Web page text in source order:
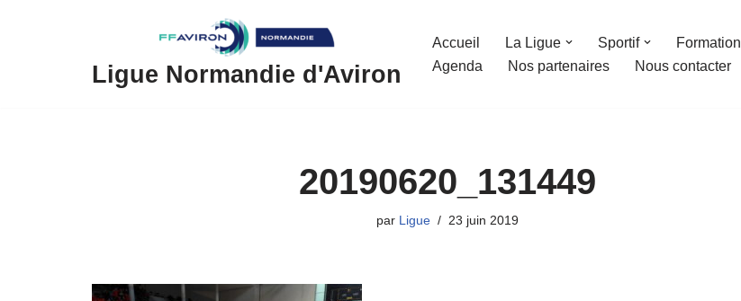
Ligue Normandie d'Aviron
Accueil La Ligue Sportif Formation
Agenda
Nos partenaires Nous contacter
20190620_131449
par Ligue 23 juin 2019